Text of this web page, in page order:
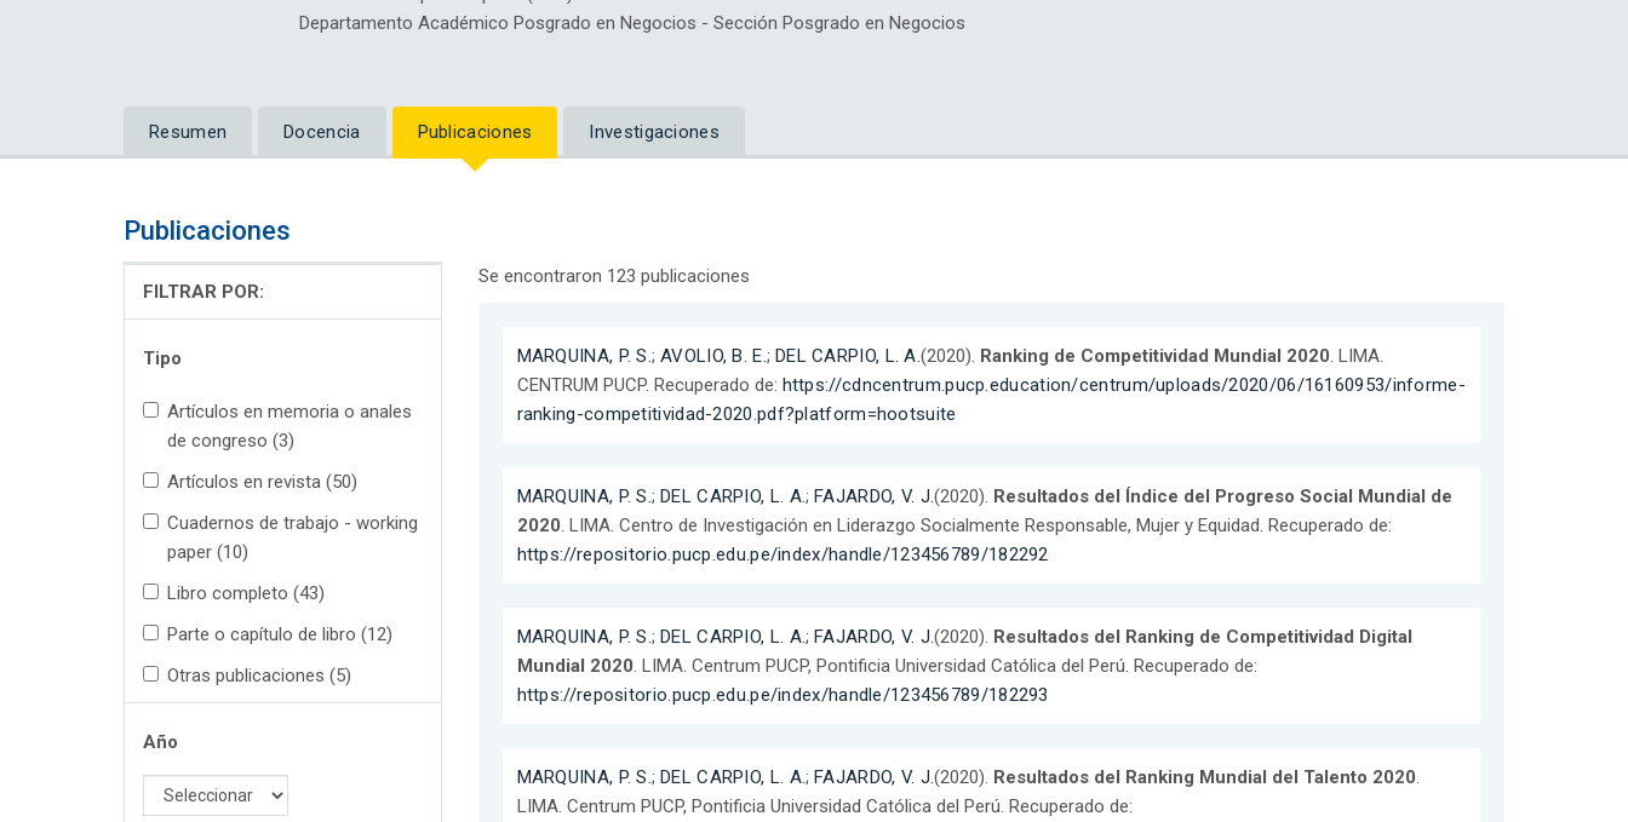
Departamento Académico Posgrado en Negocios - Sección Posgrado en Negocios
Resumen Docencia Publicaciones Investigaciones
Publicaciones
FILTRAR POR:
Tipo
Artículos en memoria o anales
de congreso (3)
Artículos en revista (50)
Cuadernos de trabajo - working
paper (10)
Libro completo (43)
Parte o capítulo de libro (12)
Otras publicaciones (5)
Año
Se encontraron 123 publicaciones
MARQUINA, P. S.; AVOLIO, B. E.; DEL CARPIO, L. A.(2020). Ranking de Competitividad Mundial 2020. LIMA.
CENTRUM PUCP. Recuperado de: https://cdncentrum.pucp.education/centrum/uploads/2020/06/16160953/informe-
ranking-competitividad-2020.pdf?platform=hootsuite
MARQUINA, P. S.; DEL CARPIO, L. A.; FAJARDO, V. J.(2020). Resultados del Índice del Progreso Social Mundial de
2020. LIMA. Centro de Investigación en Liderazgo Socialmente Responsable, Mujer y Equidad. Recuperado de:
https://repositorio.pucp.edu.pe/index/handle/123456789/182292
MARQUINA, P. S.; DEL CARPIO, L. A.; FAJARDO, V. J.(2020). Resultados del Ranking de Competitividad Digital
Mundial 2020. LIMA. Centrum PUCP, Pontificia Universidad Católica del Perú. Recuperado de:
https://repositorio.pucp.edu.pe/index/handle/123456789/182293
MARQUINA, P. S.; DEL CARPIO, L. A.; FAJARDO, V. J.(2020). Resultados del Ranking Mundial del Talento 2020.
LIMA. Centrum PUCP, Pontificia Universidad Católica del Perú. Recuperado de: